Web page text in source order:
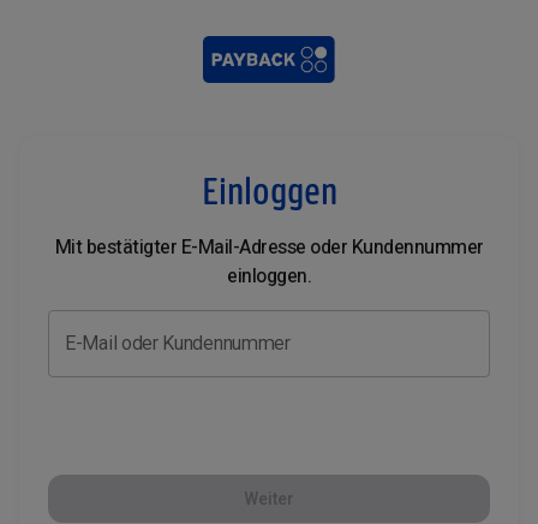
Einloggen
Mit bestätigter E-Mail-Adresse oder Kundennummer
einloggen.
E-Mail oder Kundennummer
Weiter